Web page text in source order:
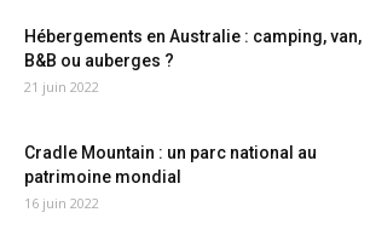
Hébergements en Australie : camping, van,
B&B ou auberges ?
21 juin 2022
Cradle Mountain : un parc national au
patrimoine mondial
16 juin 2022